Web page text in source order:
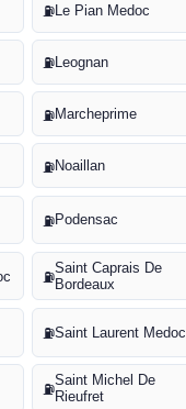
⛽Le Pian Medoc
⛽ Leognan
⛽Marcheprime
⛽Noaillan
⛽Podensac
⛽
Saint Caprais De
Bordeaux
⛽Saint Laurent Medoc
⛽
Saint Michel De
Rieufret